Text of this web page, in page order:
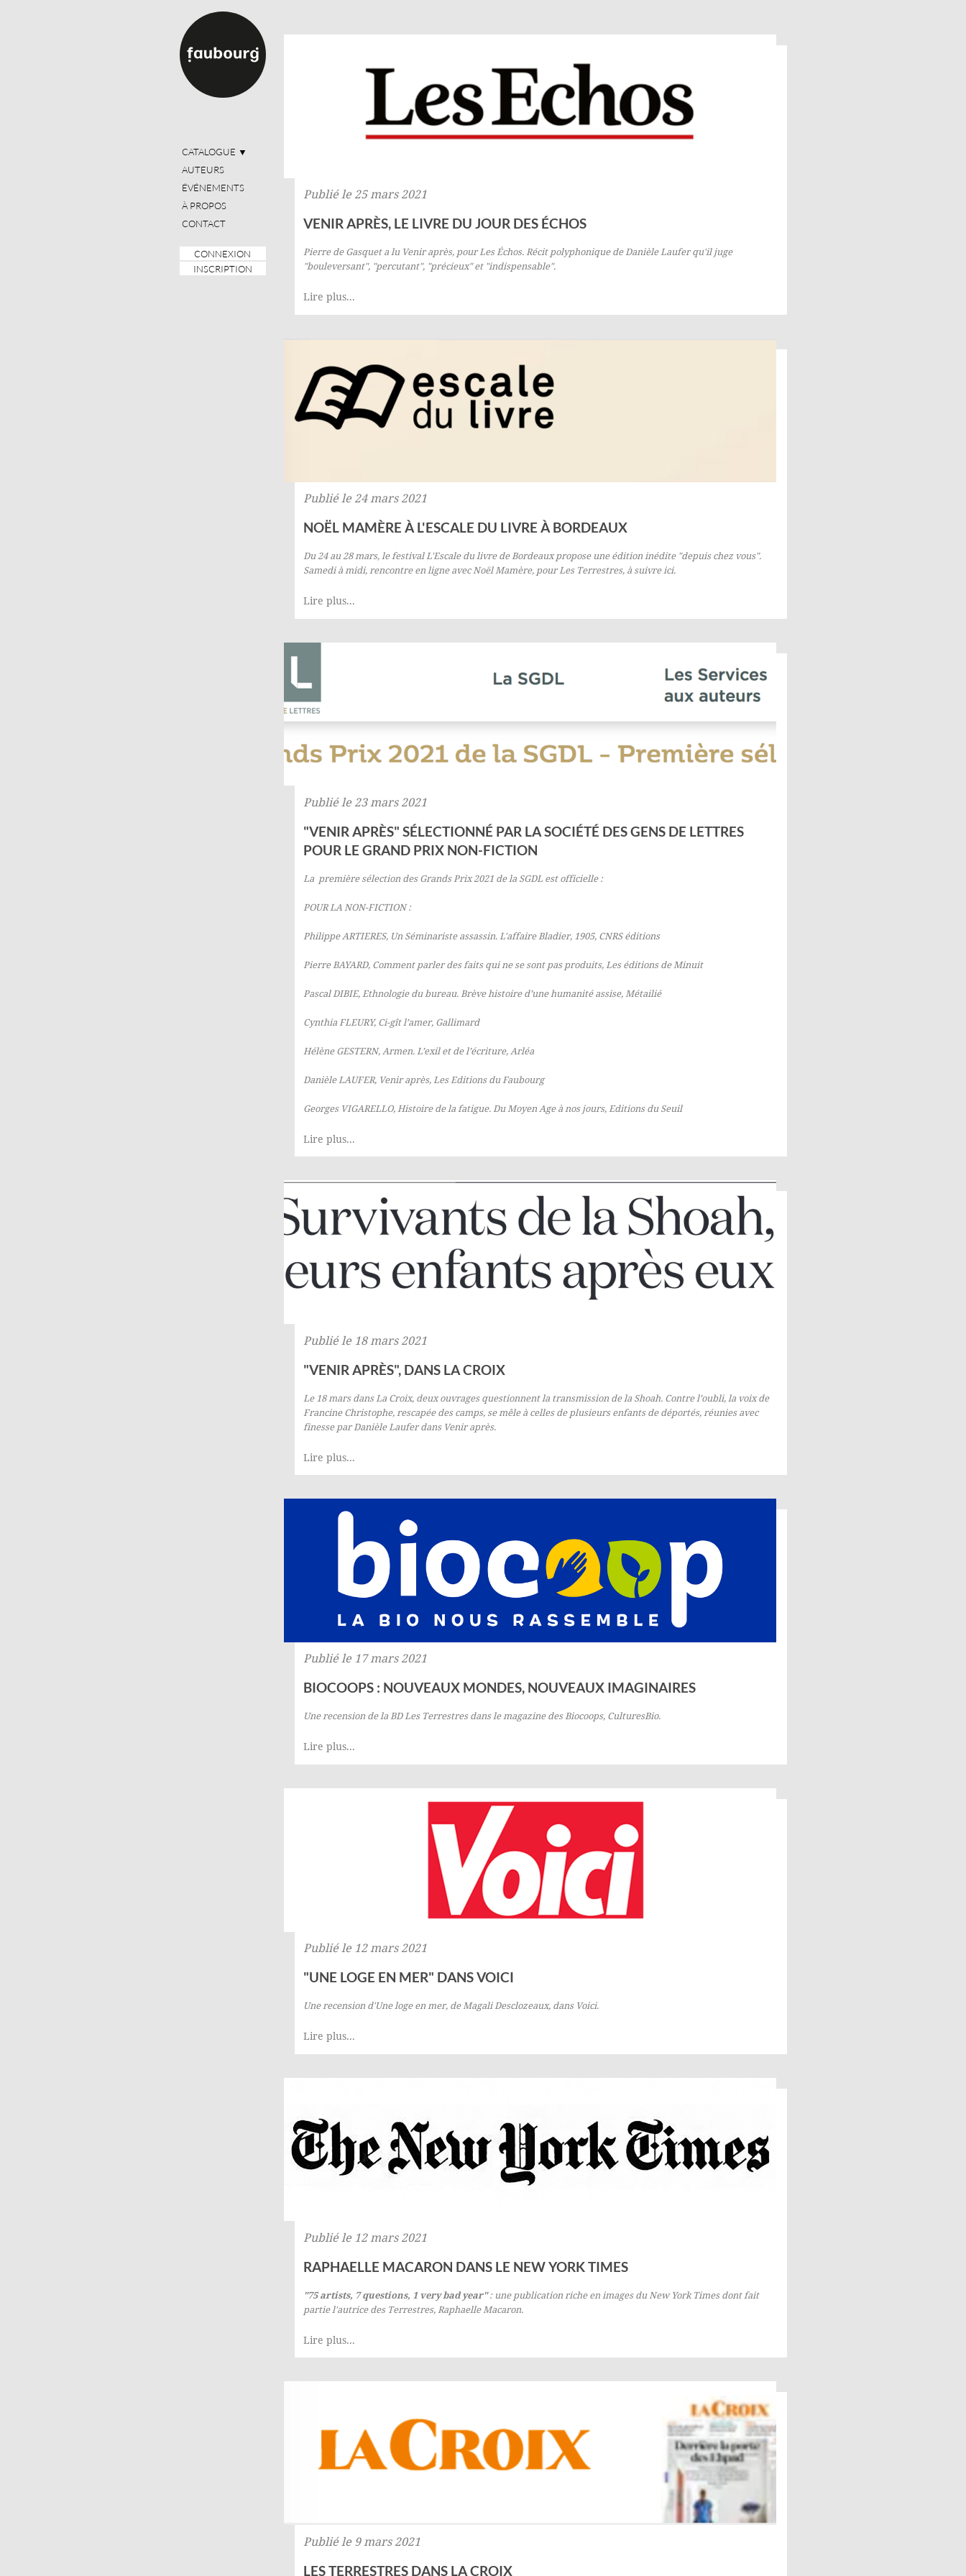
CATALOGUE ▼
AUTEURS
ÉVÉNEMENTS
À PROPOS
CONTACT
CONNEXION
INSCRIPTION
Publié le 25 mars 2021
VENIR APRÈS, LE LIVRE DU JOUR DES ÉCHOS
Pierre de Gasquet a lu Venir après, pourLes Échos.Récit polyphonique de Danièle Laufer qu'il juge
"bouleversant", "percutant", "précieux" et "indispensable".
Lire plus...
Publié le 24 mars 2021
NOËL MAMÈRE À L'ESCALE DU LIVRE À BORDEAUX
Du 24 au 28 mars, lefestival L'Escale du livrede Bordeaux propose une édition inédite "depuis chez vous".
Samedi à midi, rencontre en ligne avec Noël Mamère, pourLes Terrestres, à suivreici.
Lire plus...
Publié le 23 mars 2021
"VENIR APRÈS" SÉLECTIONNÉ PAR LA SOCIÉTÉ DES GENS DE LETTRES
POUR LE GRAND PRIX NON-FICTION
La première sélection des Grands Prix 2021 de la SGDL est officielle:
POUR LA NON-FICTION :
Philippe ARTIERES, Un Séminariste assassin. L'affaire Bladier, 1905, CNRS éditions
Pierre BAYARD, Comment parler des faits qui ne se sont pas produits, Les éditions de Minuit
Pascal DIBIE,Ethnologie du bureau. Brève histoire d’une humanité assise, Métailié
Cynthia FLEURY, Ci-gît l’amer, Gallimard
Hélène GESTERN,Armen. L’exil et de l’écriture, Arléa
Danièle LAUFER, Venir après, Les Editions du Faubourg
Georges VIGARELLO,Histoire de la fatigue. Du Moyen Age à nos jours, Editions du Seuil
Lire plus...
Publié le 18 mars 2021
"VENIR APRÈS", DANS LA CROIX
Le 18 mars dansLa Croix, deux ouvrages questionnent la transmission de la Shoah. Contre l’oubli, la voix de
Francine Christophe, rescapée des camps, se mêle à celles de plusieurs enfants de déportés, réunies avec
finesse par Danièle Laufer dans Venir après.
Lire plus...
Publié le 17 mars 2021
BIOCOOPS : NOUVEAUX MONDES, NOUVEAUX IMAGINAIRES
Une recension de la BD Les Terrestres dans le magazine des Biocoops, CulturesBio.
Lire plus...
Publié le 12 mars 2021
"UNE LOGE EN MER" DANS VOICI
Une recension d'Une loge en mer, de Magali Desclozeaux, dans Voici.
Lire plus...
Publié le 12 mars 2021
RAPHAELLE MACARON DANS LE NEW YORK TIMES
"75 artists, 7 questions, 1 very bad year": une publication riche en images du New York Times dont fait
partie l'autrice des Terrestres, Raphaelle Macaron.
Lire plus...
Publié le 9 mars 2021
LES TERRESTRES DANS LA CROIX